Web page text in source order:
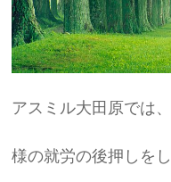
アスミル大田原では
様の就労の後押しを